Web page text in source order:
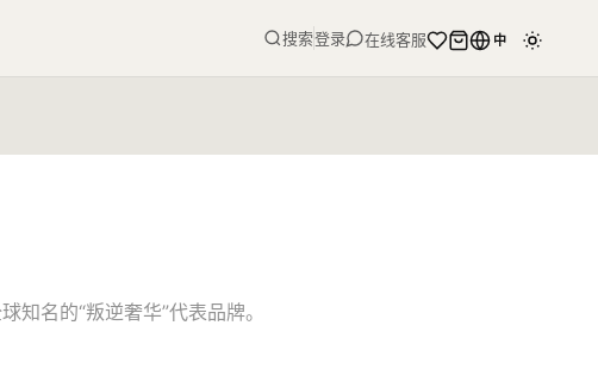
搜索登录 在线客服 中
名的“叛逆奢华”代表品牌。